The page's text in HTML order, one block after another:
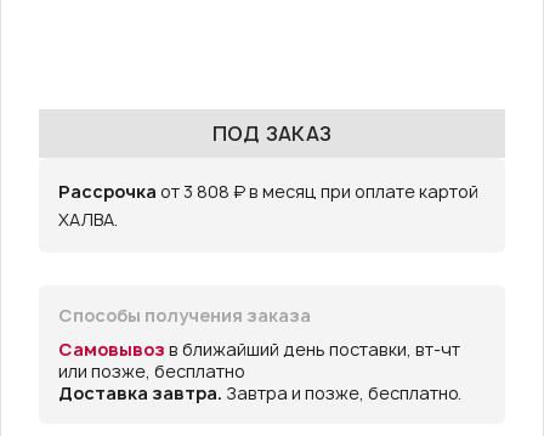
ПОД ЗАКАЗ
Рассрочка от 3 808 ₽ в месяц при оплате картой
ХАЛВА.
Способы получения заказа
Самовывоз в ближайший день поставки, вт-чт
или позже, бесплатно
Доставка завтра. Завтра и позже, бесплатно.